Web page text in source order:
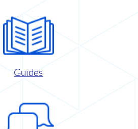
Guides